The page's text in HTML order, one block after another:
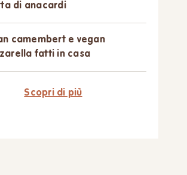
di anacardi
camembert e vegan
fatti in casa
Scopri di più